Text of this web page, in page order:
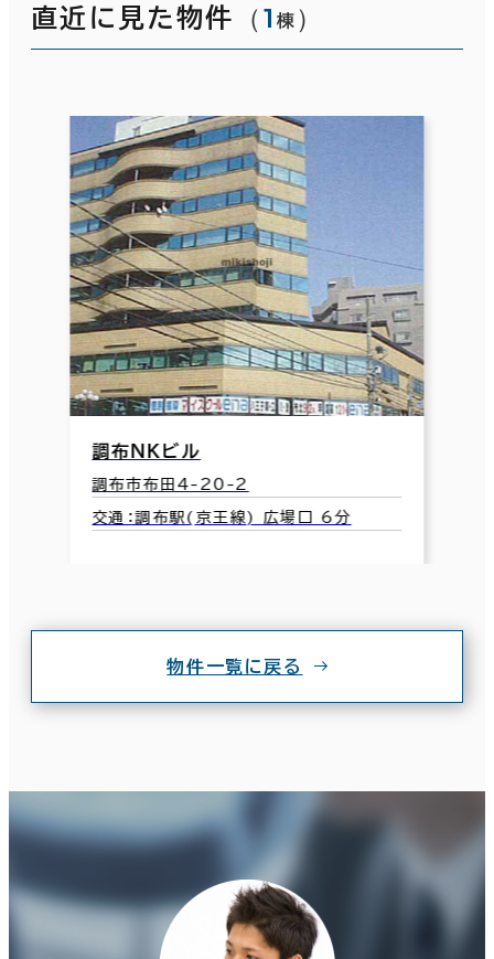
直近に見た物件 （1 棟 ）
調布ＮＫビル
調布市布田4-20-2
交通：調布駅(京王線) 広場口 6分
物件一覧に戻る